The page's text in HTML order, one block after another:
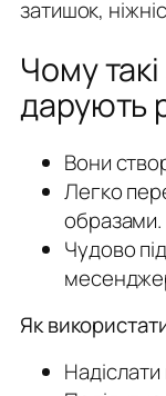
затишок,
Чому
дарують
Вони
Легко
образами.
Чудово
Як